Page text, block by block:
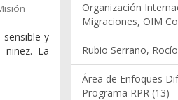
y
La
Organización
Migraciones, OIM
Rubio Serrano,
Área de Enfoques
Programa RPR (13)